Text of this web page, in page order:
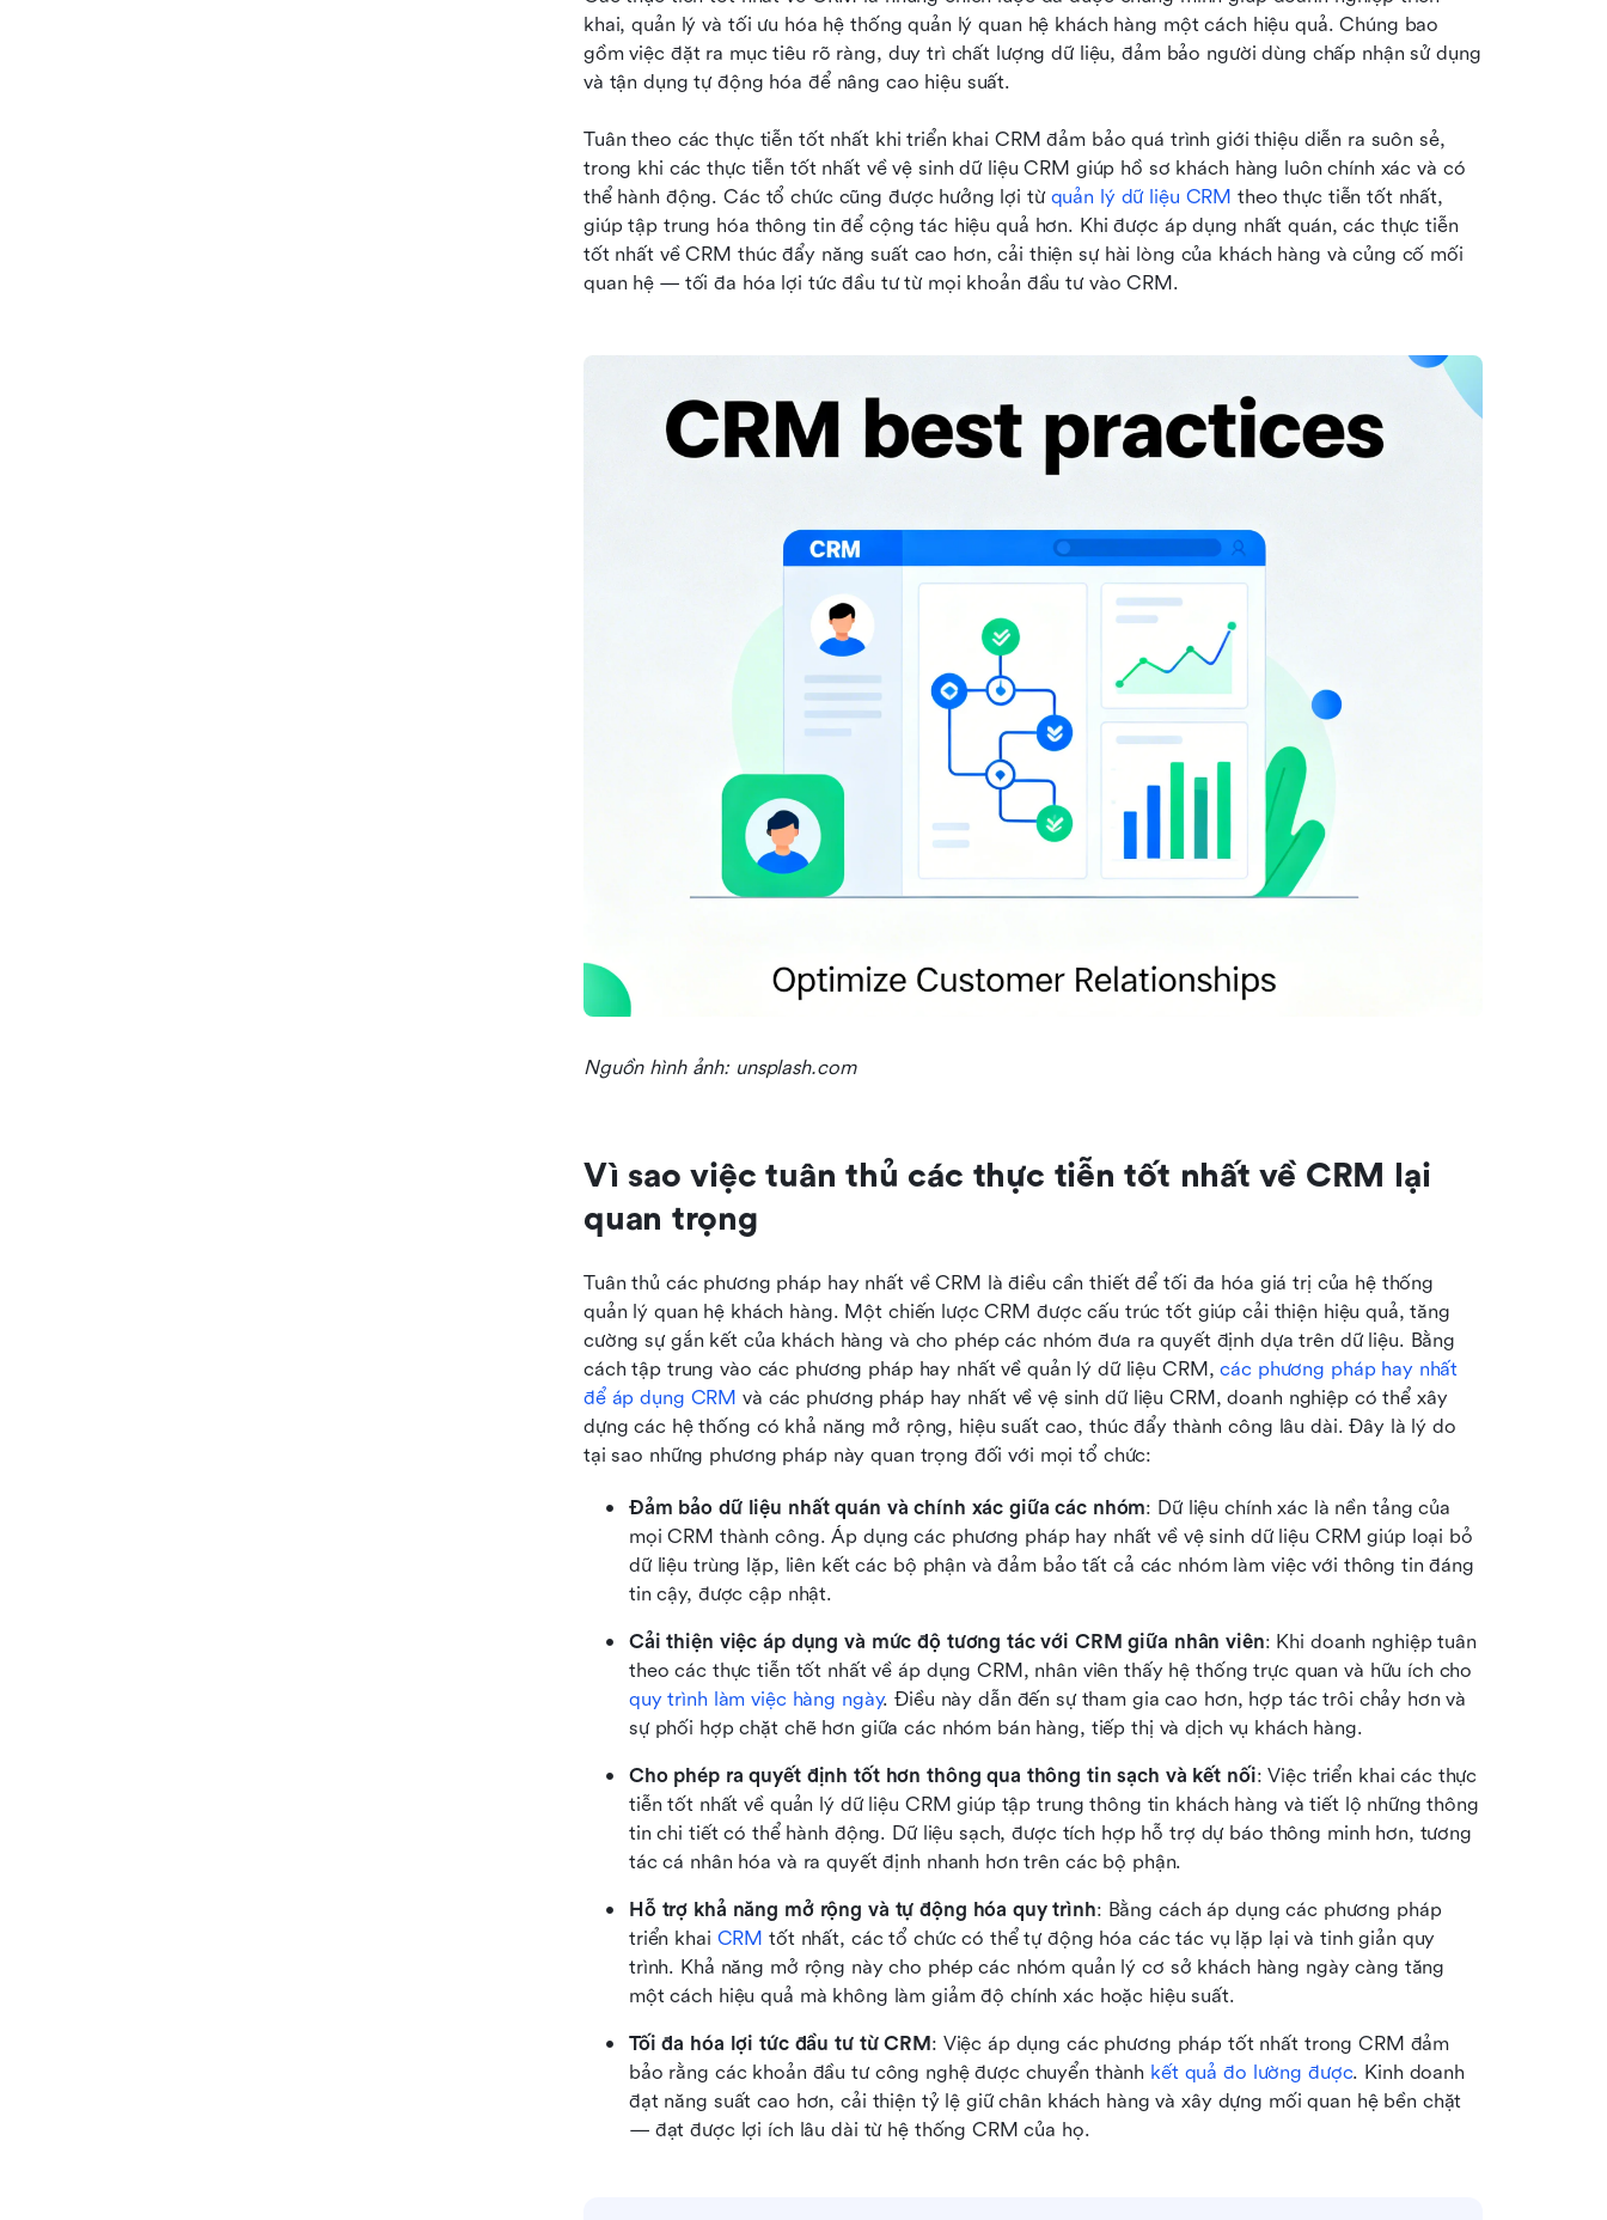
khai, quản lý và tối ưu hóa hệ thống quản lý quan hệ khách hàng một cách hiệu quả. Chúng bao
gồm việc đặt ra mục tiêu rõ ràng, duy trì chất lượng dữ liệu, đảm bảo người dùng chấp nhận sử dụng
và tận dụng tự động hóa để nâng cao hiệu suất.
Tuân theo các thực tiễn tốt nhất khi triển khai CRM đảm bảo quá trình giới thiệu diễn ra suôn sẻ,
trong khi các thực tiễn tốt nhất về vệ sinh dữ liệu CRM giúp hồ sơ khách hàng luôn chính xác và có
thể hành động. Các tổ chức cũng được hưởng lợi từ quản lý dữ liệu CRM theo thực tiễn tốt nhất,
giúp tập trung hóa thông tin để cộng tác hiệu quả hơn. Khi được áp dụng nhất quán, các thực tiễn
tốt nhất về CRM thúc đẩy năng suất cao hơn, cải thiện sự hài lòng của khách hàng và củng cố mối
quan hệ — tối đa hóa lợi tức đầu tư từ mọi khoản đầu tư vào CRM.
Nguồn hình ảnh: unsplash.com
Vì sao việc tuân thủ các thực tiễn tốt nhất về CRM lại
quan trọng
Tuân thủ các phương pháp hay nhất về CRM là điều cần thiết để tối đa hóa giá trị của hệ thống
quản lý quan hệ khách hàng. Một chiến lược CRM được cấu trúc tốt giúp cải thiện hiệu quả, tăng
cường sự gắn kết của khách hàng và cho phép các nhóm đưa ra quyết định dựa trên dữ liệu. Bằng
cách tập trung vào các phương pháp hay nhất về quản lý dữ liệu CRM, các phương pháp hay nhất
để áp dụng CRM và các phương pháp hay nhất về vệ sinh dữ liệu CRM, doanh nghiệp có thể xây
dựng các hệ thống có khả năng mở rộng, hiệu suất cao, thúc đẩy thành công lâu dài. Đây là lý do
tại sao những phương pháp này quan trọng đối với mọi tổ chức:
Đảm bảo dữ liệu nhất quán và chính xác giữa các nhóm: Dữ liệu chính xác là nền tảng của
mọi CRM thành công. Áp dụng các phương pháp hay nhất về vệ sinh dữ liệu CRM giúp loại bỏ
dữ liệu trùng lặp, liên kết các bộ phận và đảm bảo tất cả các nhóm làm việc với thông tin đáng
tin cậy, được cập nhật.
Cải thiện việc áp dụng và mức độ tương tác với CRM giữa nhân viên: Khi doanh nghiệp tuân
quy trình làm việc hàng ngày. Điều này dẫn đến sự tham gia cao hơn, hợp tác trôi chảy hơn và
sự phối hợp chặt chẽ hơn giữa các nhóm bán hàng, tiếp thị và dịch vụ khách hàng.
Cho phép ra quyết định tốt hơn thông qua thông tin sạch và kết nối: Việc triển khai các thực
tiễn tốt nhất về quản lý dữ liệu CRM giúp tập trung thông tin khách hàng và tiết lộ những thông
tin chi tiết có thể hành động. Dữ liệu sạch, được tích hợp hỗ trợ dự báo thông minh hơn, tương
tác cá nhân hóa và ra quyết định nhanh hơn trên các bộ phận.
Hỗ trợ khả năng mở rộng và tự động hóa quy trình: Bằng cách áp dụng các phương pháp
triển khai CRM tốt nhất, các tổ chức có thể tự động hóa các tác vụ lặp lại và tinh giản quy
trình. Khả năng mở rộng này cho phép các nhóm quản lý cơ sở khách hàng ngày càng tăng
một cách hiệu quả mà không làm giảm độ chính xác hoặc hiệu suất.
Tối đa hóa lợi tức đầu tư từ CRM: Việc áp dụng các phương pháp tốt nhất trong CRM đảm
bảo rằng các khoản đầu tư công nghệ được chuyển thành kết quả đo lường được. Kinh doanh
đạt năng suất cao hơn, cải thiện tỷ lệ giữ chân khách hàng và xây dựng mối quan hệ bền chặt
— đạt được lợi ích lâu dài từ hệ thống CRM của họ.